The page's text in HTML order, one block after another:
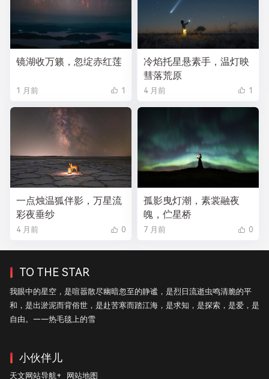
镜湖收万籁，忽绽赤红莲
1 月前 1
冷焰托星悬素手，温灯映
彗落荒原
4 月前 1
一点烛温狐伴影，万星流
彩夜垂纱
4 月前 0
孤影曳灯潮，素裳融夜
魄，伫星桥
7 月前 0
TO THE STAR
我眼中的星空，是喧嚣散尽幽暗忽至的静谧，是烈日流逝虫鸣清脆的平
和，是出淤泥而背俗世，是赴苦寒而踏江海，是求知，是探索，是爱，是
自由。——热毛毯上的雪
小伙伴儿
天文网站导航+ 网站地图